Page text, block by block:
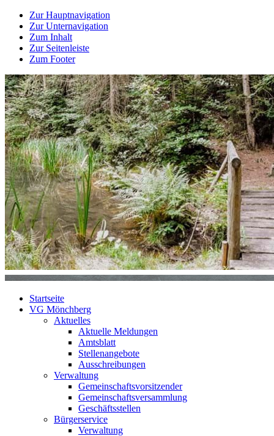
Zur Hauptnavigation
Zur Unternavigation
Zum Inhalt
Zur Seitenleiste
Zum Footer
Startseite
VG Mönchberg
Aktuelles
Aktuelle Meldungen
Amtsblatt
Stellenangebote
Ausschreibungen
Verwaltung
Gemeinschaftsvorsitzender
Gemeinschaftsversammlung
Geschäftsstellen
Bürgerservice
Verwaltung